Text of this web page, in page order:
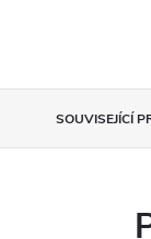
SOUVISEJÍCÍ